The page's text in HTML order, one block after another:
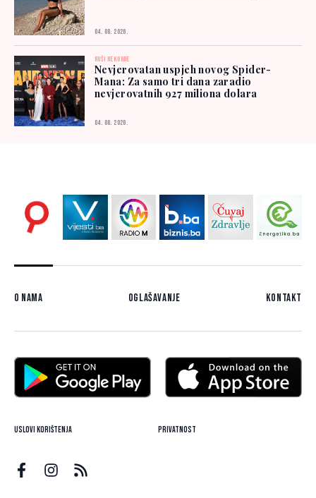
04. 08. 2026.
RUŠI REKORDE
Nevjerovatan uspjeh novog Spider-
Mana: Za samo tri dana zaradio
nevjerovatnih 927 miliona dolara
04. 08. 2026.
O nama Oglašavanje Kontakt
Uslovi korištenja Privatnost